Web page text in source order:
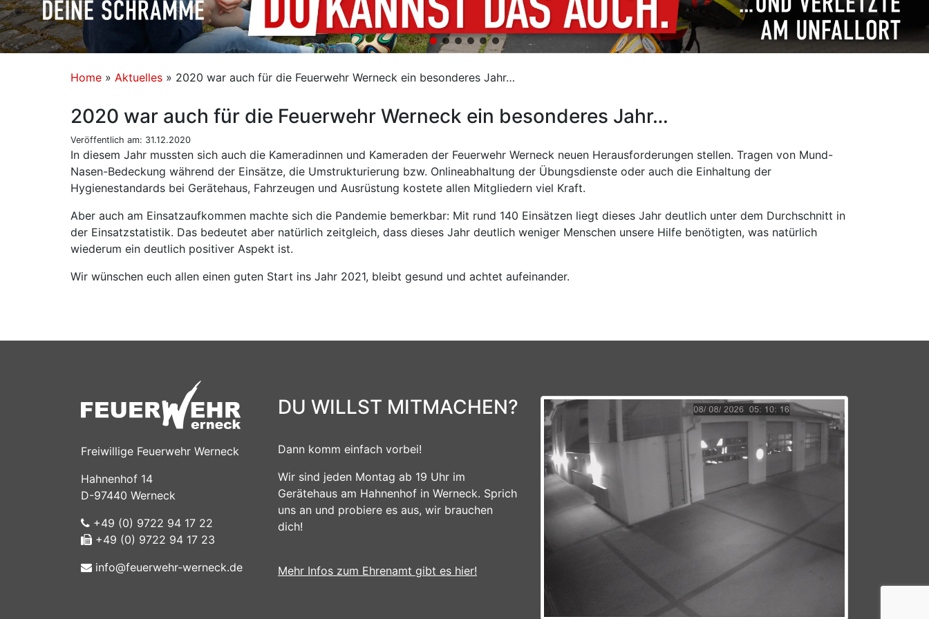
Home » Aktuelles » 2020 war auch für die Feuerwehr Werneck ein besonderes Jahr…
2020 war auch für die Feuerwehr Werneck ein besonderes Jahr…
Veröffentlich am: 31.12.2020
In diesem Jahr mussten sich auch die Kameradinnen und Kameraden der Feuerwehr Werneck neuen Herausforderungen stellen. Tragen von Mund-
Nasen-Bedeckung während der Einsätze, die Umstrukturierung bzw. Onlineabhaltung der Übungsdienste oder auch die Einhaltung der
Hygienestandards bei Gerätehaus, Fahrzeugen und Ausrüstung kostete allen Mitgliedern viel Kraft.
Aber auch am Einsatzaufkommen machte sich die Pandemie bemerkbar: Mit rund 140 Einsätzen liegt dieses Jahr deutlich unter dem Durchschnitt in
der Einsatzstatistik. Das bedeutet aber natürlich zeitgleich, dass dieses Jahr deutlich weniger Menschen unsere Hilfe benötigten, was natürlich
wiederum ein deutlich positiver Aspekt ist.
Wir wünschen euch allen einen guten Start ins Jahr 2021, bleibt gesund und achtet aufeinander.
Freiwillige Feuerwehr Werneck
Hahnenhof 14
D-97440 Werneck
+49 (0) 9722 94 17 22
+49 (0) 9722 94 17 23
info@feuerwehr-werneck.de
DU WILLST MITMACHEN?
Dann komm einfach vorbei!
Wir sind jeden Montag ab 19 Uhr im
Gerätehaus am Hahnenhof in Werneck. Sprich
uns an und probiere es aus, wir brauchen
dich!
Mehr Infos zum Ehrenamt gibt es hier!